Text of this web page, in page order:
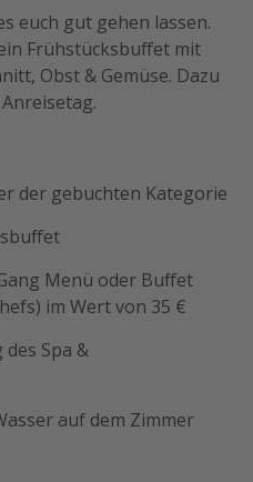
euch gut gehen lassen.
Frühstücksbuffet mit
Obst & Gemüse. Dazu
der gebuchten Kategorie
Menü oder Buffet
im Wert von 35 €
Spa &
auf dem Zimmer